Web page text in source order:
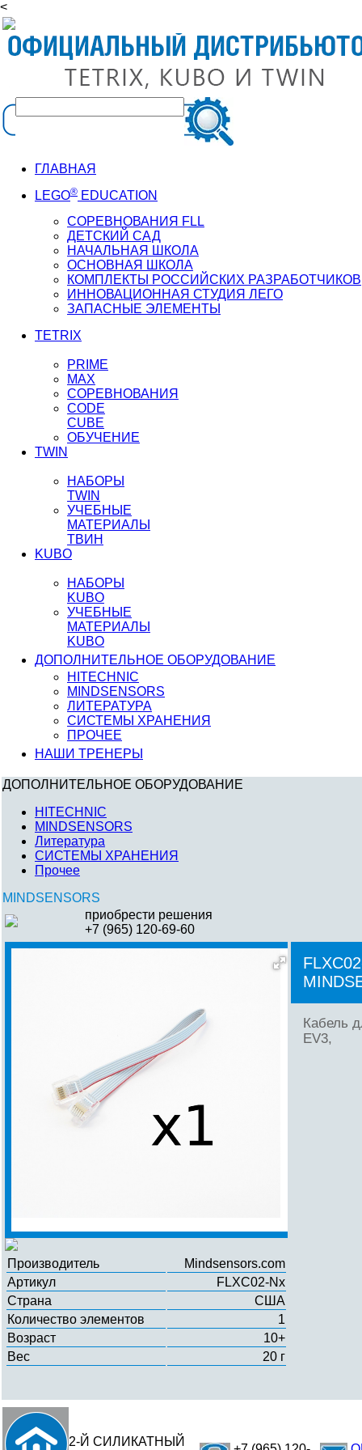
<
ГЛАВНАЯ
LEGO® EDUCATION
СОРЕВНОВАНИЯ FLL
ДЕТСКИЙ САД
НАЧАЛЬНАЯ ШКОЛА
ОСНОВНАЯ ШКОЛА
КОМПЛЕКТЫ РОССИЙСКИХ РАЗРАБОТЧИКОВ
ИННОВАЦИОННАЯ СТУДИЯ ЛЕГО
ЗАПАСНЫЕ ЭЛЕМЕНТЫ
TETRIX
PRIME
MAX
СОРЕВНОВАНИЯ
CODE
CUBE
ОБУЧЕНИЕ
TWIN
НАБОРЫ
TWIN
УЧЕБНЫЕ
МАТЕРИАЛЫ
ТВИН
KUBO
НАБОРЫ
KUBO
УЧЕБНЫЕ
МАТЕРИАЛЫ
KUBO
ДОПОЛНИТЕЛЬНОЕ ОБОРУДОВАНИЕ
HITECHNIC
MINDSENSORS
ЛИТЕРАТУРА
СИСТЕМЫ ХРАНЕНИЯ
ПРОЧЕЕ
НАШИ ТРЕНЕРЫ
ДОПОЛНИТЕЛЬНОЕ ОБОРУДОВАНИЕ
HITECHNIC
MINDSENSORS
Литература
СИСТЕМЫ ХРАНЕНИЯ
Прочее
MINDSENSORS
приобрести решения
+7 (965) 120-69-60
Производитель
Mindsensors.com
Артикул
FLXC02-Nx
Страна
США
Количество элементов
1
Возраст
10+
Вес
20 г
Кабель
EV3,
2-Й СИЛИКАТНЫЙ